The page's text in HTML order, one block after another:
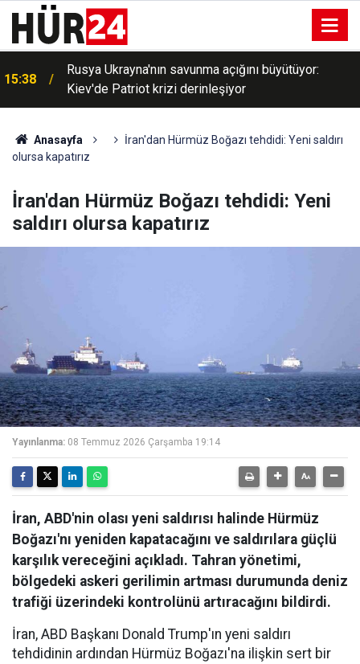
15:38
Rusya Ukrayna'nın savunma açığını büyütüyor:
Kiev'de Patriot krizi derinleşiyor
Anasayfa
İran'dan Hürmüz Boğazı tehdidi: Yeni saldırı
olursa kapatırız
İran'dan Hürmüz Boğazı tehdidi: Yeni
saldırı olursa kapatırız
Yayınlanma: 08 Temmuz 2026 Çarşamba 19:14
İran, ABD'nin olası yeni saldırısı halinde Hürmüz
Boğazı'nı yeniden kapatacağını ve saldırılara güçlü
karşılık vereceğini açıkladı. Tahran yönetimi,
bölgedeki askeri gerilimin artması durumunda deniz
trafiği üzerindeki kontrolünü artıracağını bildirdi.
İran, ABD Başkanı Donald Trump'ın yeni saldırı
tehdidinin ardından Hürmüz Boğazı'na ilişkin sert bir